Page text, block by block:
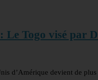
Le Togo visé par
d’Amérique devient de